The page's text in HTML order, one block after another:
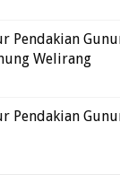
Pendakian
Welirang
Pendakian